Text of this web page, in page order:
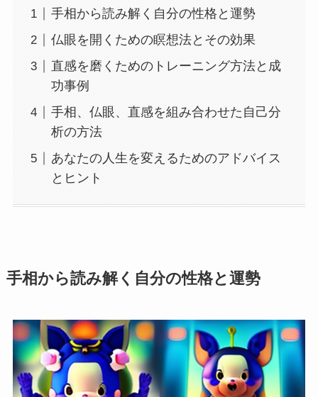
手相から読み解く自分の性格と運勢
仏眼を開くための瞑想法とその効果
直感を磨くためのトレーニング方法と成
功事例
手相、仏眼、直感を組み合わせた自己分
析の方法
あなたの人生を変えるためのアドバイス
とヒント
手相から読み解く自分の性格と運勢